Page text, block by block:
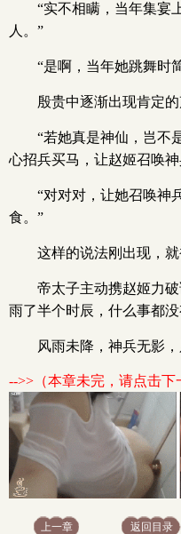
“实不相瞒，当年集宴
人。”
“是啊，当年她跳舞时
殷贵中逐渐出现肯定
“若她真是神仙，岂不
心招兵买马，让赵姬召唤
“对对对，让她召唤神
食。”
这样的说法刚出现，就
帝太子主动携赵姬力
雨了半个时辰，什么事都没
风雨未降，神兵无影
-->>（本章未完，请点击下
上一章 返回目录